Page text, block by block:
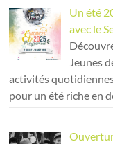
Un été
avec le
Jeunes
activités
pour un été riche en